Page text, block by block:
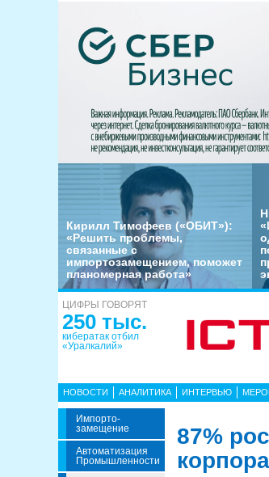
Кирилл Тимофеев («ОБИТ»):
«Решить проблемы,
связанные с
импортозамещением, поможет
планомерная работа»
ЦИФРЫ ГОВОРЯТ
250 тыс.
кибератак отбил
«Уралкалий»
НОВОСТИ АНАЛИТИКА ИНТЕРВЬЮ
Импорто­
Замещение
Автоматизация
Промышленности
87%